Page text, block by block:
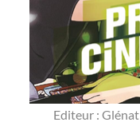
Editeur : Glénat